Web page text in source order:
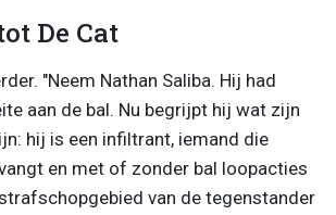
De Cat
"Neem Nathan Saliba. Hij had
aan de bal. Nu begrijpt hij wat zijn
hij is een infiltrant, iemand die
en met of zonder bal loopacties
van de tegenstander